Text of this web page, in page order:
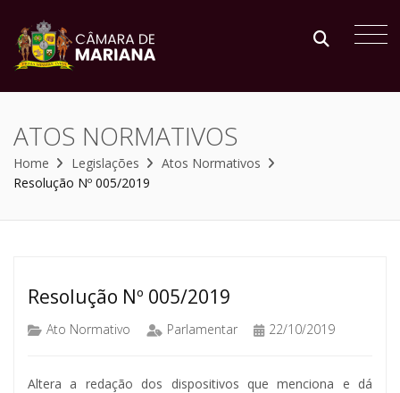
ATOS NORMATIVOS
Home Legislações
Atos Normativos
Resolução Nº 005/2019
Resolução Nº 005/2019
Ato Normativo Parlamentar 22/10/2019
Altera a redação dos dispositivos que menciona e dá